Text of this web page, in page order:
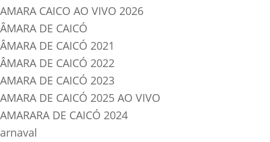
CAICO AO VIVO 2026
DE CAICÓ
DE CAICÓ 2021
DE CAICÓ 2022
DE CAICÓ 2023
DE CAICÓ 2025 AO VIVO
DE CAICÓ 2024